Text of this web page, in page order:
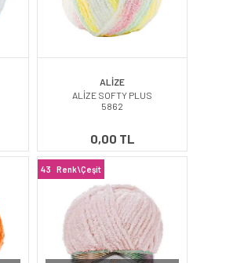
ALİZE
ALİZE SOFTY PLUS
5862
0,00 TL
43 Renk\Çeşit